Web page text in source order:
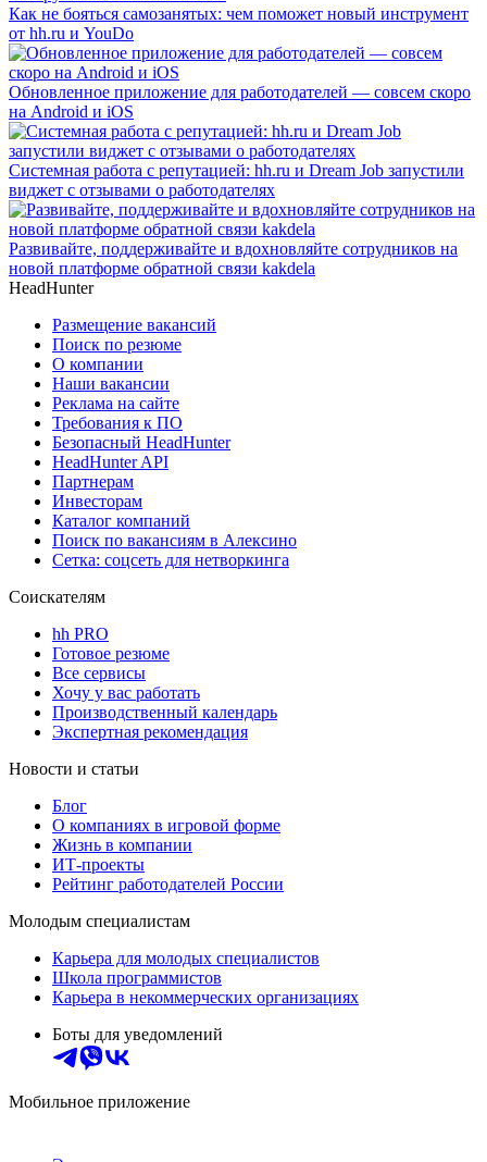
Как не бояться самозанятых: чем поможет новый инструмент
от hh.ru и YouDo
Обновленное приложение для работодателей — совсем скоро
на Android и iOS
Системная работа с репутацией: hh.ru и Dream Job запустили
виджет с отзывами о работодателях
Развивайте, поддерживайте и вдохновляйте сотрудников на
новой платформе обратной связи kakdela
HeadHunter
Размещение вакансий
Поиск по резюме
О компании
Наши вакансии
Реклама на сайте
Требования к ПО
Безопасный HeadHunter
HeadHunter API
Партнерам
Инвесторам
Каталог компаний
Поиск по вакансиям в Алексино
Сетка: соцсеть для нетворкинга
Соискателям
hh PRO
Готовое резюме
Все сервисы
Хочу у вас работать
Производственный календарь
Экспертная рекомендация
Новости и статьи
Блог
О компаниях в игровой форме
Жизнь в компании
ИТ-проекты
Рейтинг работодателей России
Молодым специалистам
Карьера для молодых специалистов
Школа программистов
Карьера в некоммерческих организациях
Боты для уведомлений
Мобильное приложение